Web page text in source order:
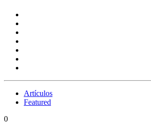
Artículos
Featured
0